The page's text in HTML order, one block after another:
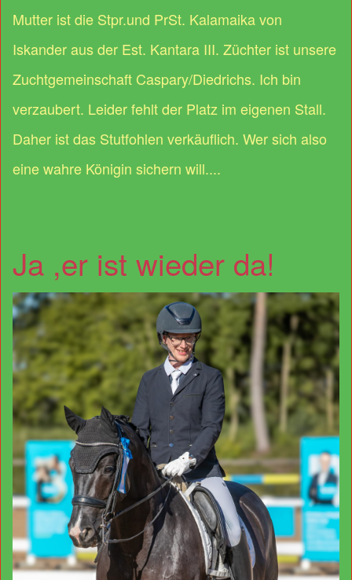
Mutter ist die Stpr.und PrSt. Kalamaika von
Iskander aus der Est. Kantara III. Züchter ist unsere
Zuchtgemeinschaft Caspary/Diedrichs. Ich bin
verzaubert. Leider fehlt der Platz im eigenen Stall.
Daher ist das Stutfohlen verkäuflich. Wer sich also
eine wahre Königin sichern will....
Ja ,er ist wieder da!